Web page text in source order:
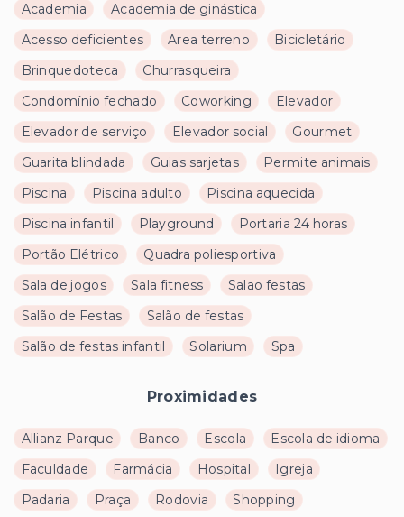
Academia
Academia de ginástica
Acesso deficientes
Area terreno
Bicicletário
Brinquedoteca
Churrasqueira
Condomínio fechado
Coworking
Elevador
Elevador de serviço
Elevador social
Gourmet
Guarita blindada
Guias sarjetas
Permite animais
Piscina
Piscina adulto
Piscina aquecida
Piscina infantil
Playground
Portaria 24 horas
Portão Elétrico
Quadra poliesportiva
Sala de jogos
Sala fitness
Salao festas
Salão de Festas
Salão de festas
Salão de festas infantil
Solarium Spa
Proximidades
Allianz Parque Banco Escola
Escola de idioma
Faculdade
Farmácia Hospital
Igreja
Padaria
Praça Rodovia
Shopping